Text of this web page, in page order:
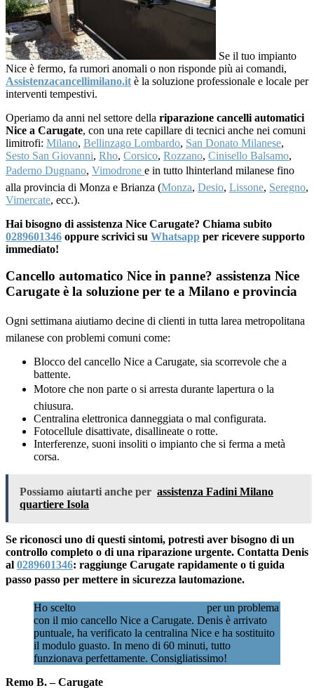
Se il tuo impianto
Nice è fermo, fa rumori anomali o non risponde più ai comandi,
Assistenzacancellimilano.it è la soluzione professionale e locale per
interventi tempestivi.
Operiamo da anni nel settore della riparazione cancelli automatici
Nice a Carugate, con una rete capillare di tecnici anche nei comuni
limitrofi: Milano, Bellinzago Lombardo, San Donato Milanese,
Sesto San Giovanni, Rho, Corsico, Rozzano, Cinisello Balsamo,
Paderno Dugnano, Vimodrone e in tutto lhinterland milanese fino
alla provincia di Monza e Brianza (Monza, Desio, Lissone, Seregno,
Vimercate, ecc.).
Hai bisogno di assistenza Nice Carugate? Chiama subito
0289601346 oppure scrivici su Whatsapp per ricevere supporto
immediato!
Cancello automatico Nice in panne? assistenza Nice
Carugate è la soluzione per te a Milano e provincia
Ogni settimana aiutiamo decine di clienti in tutta larea metropolitana
milanese con problemi comuni come:
Blocco del cancello Nice a Carugate, sia scorrevole che a
battente.
Motore che non parte o si arresta durante lapertura o la
chiusura.
Centralina elettronica danneggiata o mal configurata.
Fotocellule disattivate, disallineate o rotte.
Interferenze, suoni insoliti o impianto che si ferma a metà
corsa.
Possiamo aiutarti anche per assistenza Fadini Milano
quartiere Isola
Se riconosci uno di questi sintomi, potresti aver bisogno di un
controllo completo o di una riparazione urgente. Contatta Denis
al 0289601346: raggiunge Carugate rapidamente o ti guida
passo passo per mettere in sicurezza lautomazione.
Ho scelto
per un problema
con il mio cancello Nice a Carugate. Denis è arrivato
puntuale, ha verificato la centralina Nice e ha sostituito
il modulo guasto. In meno di 60 minuti, tutto
funzionava perfettamente. Consigliatissimo!
Remo B. – Carugate